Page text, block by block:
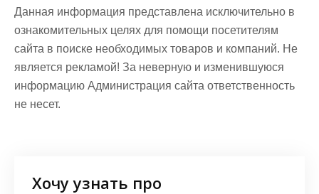
Данная информация представлена исключительно в
ознакомительных целях для помощи посетителям
сайта в поиске необходимых товаров и компаний. Не
является рекламой! За неверную и изменившуюся
информацию Администрация сайта ответственность
не несет.
Хочу узнать про